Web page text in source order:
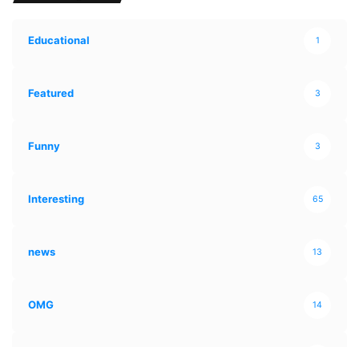
Educational 1
Featured 3
Funny 3
Interesting 65
news 13
OMG 14